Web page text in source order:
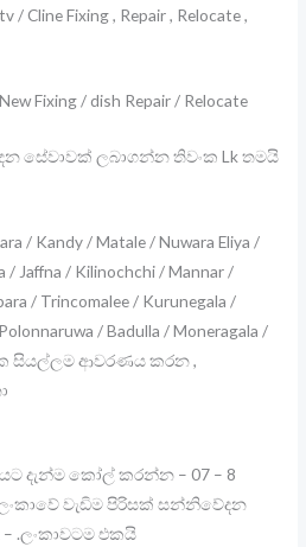
/ Cline Fixing , Repair , Relocate ,
Fixing / dish Repair / Relocate
සේවාවක් ලබාගන්න තිවංක Lk තමයි
/ Kandy / Matale / Nuwara Eliya /
/ Jaffna / Kilinochchi / Mannar /
/ Trincomalee / Kurunegala /
/ Badulla / Moneragala /
සියල්ලම ආවරණය කරන ,
දැන්ම කෝල් කරන්න – 07 – 8
වැඩිම පිරිසක් සන්නිවේදන
.ලංකාවටම එකයි